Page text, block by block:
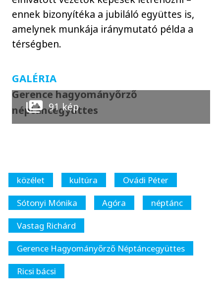
ennek bizonyítéka a jubiláló együttes is,
amelynek munkája iránymutató példa a
térségben.
GALÉRIA
Gerence hagyományőrző
néptáncegyüttes
91 kép
közélet kultúra
Ovádi Péter
Sótonyi Mónika
Agóra
néptánc
Vastag Richárd
Gerence Hagyományőrző Néptáncegyüttes
Ricsi bácsi